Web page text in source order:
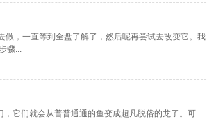
，一直等到全盘了解了，然后呢再尝试去改变它。我
骤...
它们就会从普普通通的鱼变成超凡脱俗的龙了。可